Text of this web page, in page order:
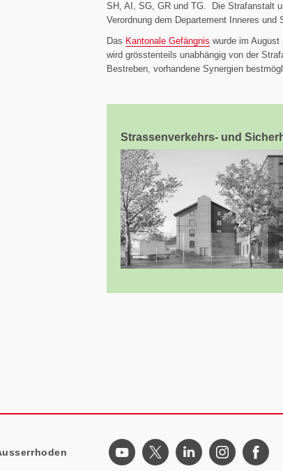
SH, AI, SG, GR und TG. Die Strafanstalt
Verordnung dem Departement Inneres und
Das Kantonale Gefängnis wurde im August
wird grösstenteils unabhängig von der
Bestreben, vorhandene Synergien
Strassenverkehrs- und